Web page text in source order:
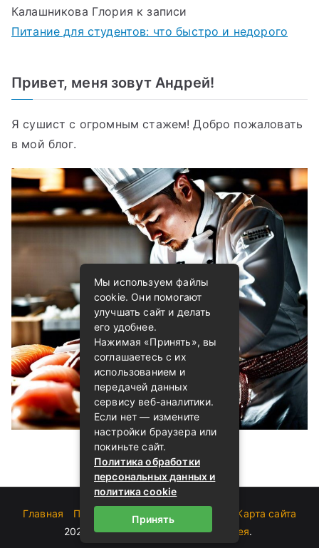
Калашникова Глория к записи
Питание для студентов: что быстро и недорого
Привет, меня зовут Андрей!
Я сушист с огромным стажем! Добро пожаловать
в мой блог.
Главная Пользовательское соглашение
Карта сайта
2023-2026 (c)Блог о суши от Андрея.
Мы используем файлы
cookie. Они помогают
улучшать сайт и делать
его удобнее.
Нажимая «Принять», вы
соглашаетесь с их
использованием и
передачей данных
сервису веб-аналитики.
Если нет — измените
настройки браузера или
покиньте сайт.
Политика обработки
персональных данных и
политика cookie
Принять